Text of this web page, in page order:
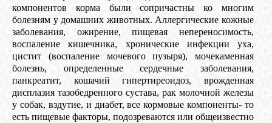
компонентов корма были сопричастны ко многим
болезням у домашних животных. Аллергические кожные
заболевания, ожирение, пищевая непереносимость,
воспаление кишечника, хронические инфекции уха,
цистит (воспаление мочевого пузыря), мочекаменная
болезнь, определенные сердечные заболевания,
панкреатит, кошачий гипертиреоидоз, врожденная
дисплазия тазобедренного сустава, рак молочной железы
у собак, вздутие, и диабет, все кормовые компоненты- то
есть пищевые факторы, подозреваются или общеизвестно